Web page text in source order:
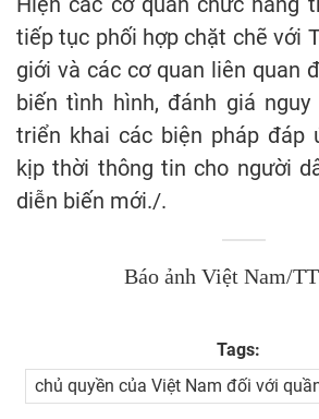
tiếp tục phối hợp chặt chẽ với
giới và các cơ quan liên quan
biến tình hình, đánh giá
triển khai các biện pháp đáp
kịp thời thông tin cho người
diễn biến mới./.
Báo ảnh Việt Nam/
Tags:
chủ quyền của Việt Nam đối với